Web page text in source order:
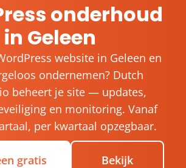
onderhoud
in Geleen
website in Geleen en
ondernemen? Dutch
beheert je site — updates,
en monitoring. Vanaf
per kwartaal opzegbaar.
gratis
Bekijk